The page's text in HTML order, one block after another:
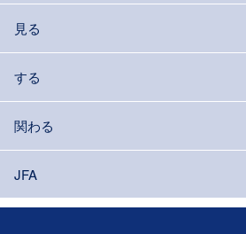
見る
する
関わる
JFA